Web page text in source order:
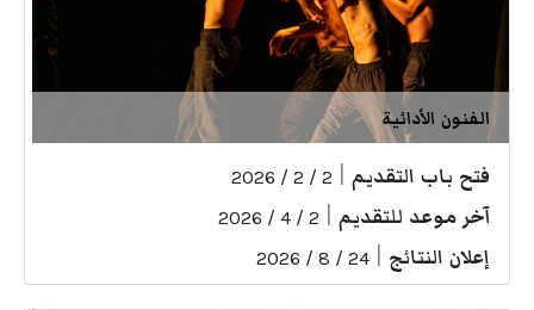
الفنون الأدائية
فتح باب التقديم 2 / 2 / 2026
آخر موعد للتقديم 2 / 4 / 2026
إعلان النتائج 24 / 8 / 2026